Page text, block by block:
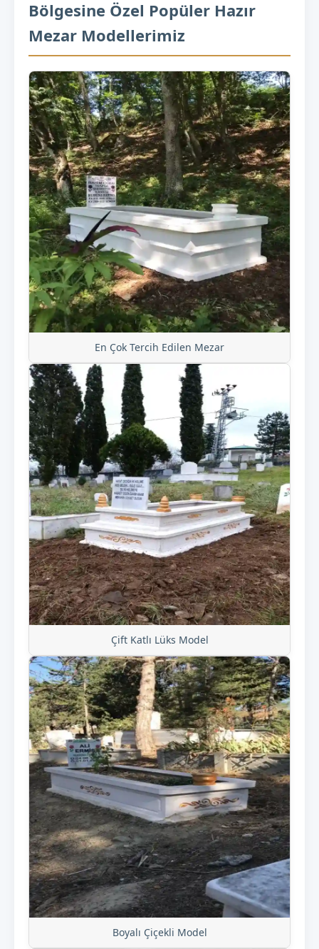
Bölgesine Özel Popüler Hazır
Mezar Modellerimiz
En Çok Tercih Edilen Mezar
Çift Katlı Lüks Model
Boyalı Çiçekli Model